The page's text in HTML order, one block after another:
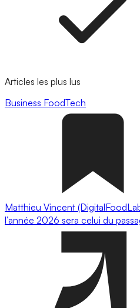
Articles les plus lus
Business FoodTech
Matthieu Vincent
l’année 2026 sera celui du